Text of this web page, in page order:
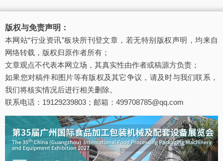
版权与免责声明：
本网站“行业资讯”板块所刊登文章，若无特别版权声明，均来自
网络转载，版权归原作者所有；
文章观点不代表本网立场，其真实性由作者或稿源方负责；
如果您对稿件和图片等有版权及其它争议，请及时与我们联系，
我们将核实情况后进行相关删除。
联系电话：19129239803；邮箱：499708785@qq.com